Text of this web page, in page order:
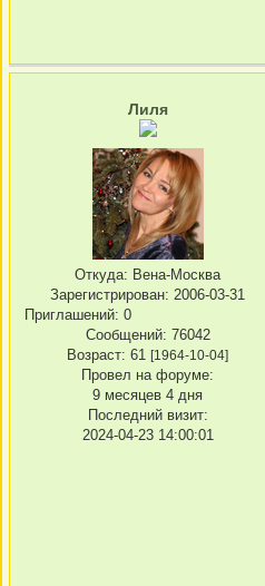
Лиля
Откуда: Вена-Москва
Зарегистрирован: 2006-03-31
Приглашений: 0
Сообщений: 76042
Возраст: 61 [1964-10-04]
Провел на форуме:
9 месяцев 4 дня
Последний визит:
2024-04-23 14:00:01